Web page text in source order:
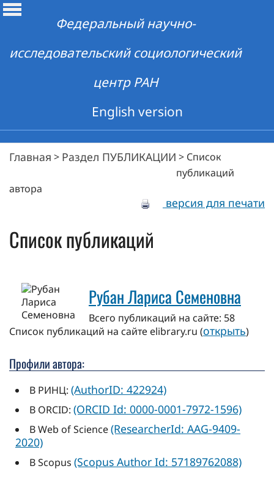
Федеральный научно-
исследовательский социологический
центр РАН
English version
Главная > Раздел ПУБЛИКАЦИИ > Список
публикаций
автора
версия для печати
Список публикаций
Рубан Лариса Семеновна
Всего публикаций на сайте: 58
Cписок публикаций на сайте elibrary.ru (открыть)
Профили автора:
В РИНЦ:(AuthorID: 422924)
В ORCID:(ORCID Id: 0000-0001-7972-1596)
В Web of Science(ResearcherId: AAG-9409-
2020)
В Scopus(Scopus Author Id: 57189762088)